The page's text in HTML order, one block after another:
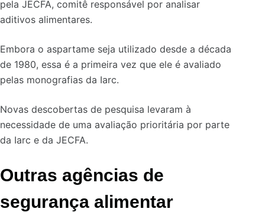
pela JECFA, comitê responsável por analisar
aditivos alimentares.
Embora o aspartame seja utilizado desde a década
de 1980, essa é a primeira vez que ele é avaliado
pelas monografias da Iarc.
Novas descobertas de pesquisa levaram à
necessidade de uma avaliação prioritária por parte
da Iarc e da JECFA.
Outras agências de
segurança alimentar